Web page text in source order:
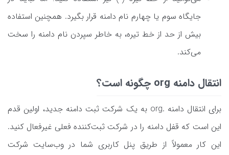
جایگاه سوم یا چهارم نام دامنه قرار بگیرد. همچنین استفاده
بیش از حد از خط تیره، به خاطر سپردن نام دامنه را سخت
می‌کند.
انتقال دامنه org چگونه است؟
برای انتقال دامنه .org به یک شرکت ثبت دامنه جدید، اولین قدم
این است که قفل دامنه را در شرکت ثبت‌کننده فعلی غیرفعال کنید.
این کار معمولاً از طریق پنل کاربری شما در وب‌سایت شرکت